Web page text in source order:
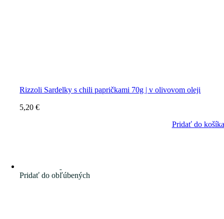
Rizzoli Sardelky s chili papričkami 70g | v olivovom oleji
5,20€
Pridať do košíka
Pridať do obľúbených